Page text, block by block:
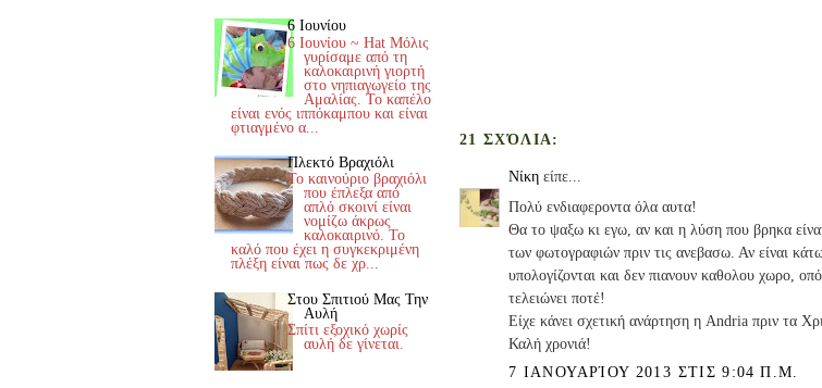
6 Ιουνίου
6 Ιουνίου ~ Hat Μόλις
γυρίσαμε από τη
καλοκαιρινή γιορτή
στο νηπιαγωγείο της
Αμαλίας. Το καπέλο
είναι ενός ιππόκαμπου και είναι
φτιαγμένο α...
Πλεκτό Βραχιόλι
Το καινούριο βραχιόλι
που έπλεξα από
απλό σκοινί είναι
νομίζω άκρως
καλοκαιρινό. Το
καλό που έχει η συγκεκριμένη
πλέξη είναι πως δε χρ...
Στου Σπιτιού Μας Την
Αυλή
Σπίτι εξοχικό χωρίς
αυλή δε γίνεται.
21 ΣΧΌΛΙΑ:
Νίκη είπε...
Πολύ ενδιαφεροντα όλα αυτα!
Θα το ψαξω κι εγω, αν και η λύση που βρηκα
των φωτογραφιών πριν τις ανεβασω. Αν είναι
υπολογίζονται και δεν πιανουν καθολου χωρο,
τελειώνει ποτέ!
Είχε κάνει σχετική ανάρτηση η Andria πριν τα
Καλή χρονιά!
7 ΙΑΝΟΥΑΡΊΟΥ 2013 ΣΤΙΣ 9:04 Π.Μ.